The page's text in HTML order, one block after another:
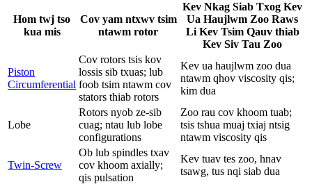
Hom twj tso
kua mis
Cov yam ntxwv tsim
ntawm rotor
Kev Nkag Siab Txog Kev
Ua Haujlwm Zoo Raws
Li Kev Tsim Qauv thiab
Kev Siv Tau Zoo
Piston
Circumferential
Cov rotors tsis kov
lossis sib txuas; lub
foob tsim ntawm cov
stators thiab rotors
Kev ua haujlwm zoo dua
ntawm qhov viscosity qis;
kim dua
Lobe
Rotors nyob ze-sib
cuag; ntau lub lobe
configurations
Zoo rau cov khoom tuab;
tsis tshua muaj txiaj ntsig
ntawm viscosity qis
Twin-Screw
Ob lub spindles txav
cov khoom axially;
qis pulsation
Kev tuav tes zoo, hnav
tsawg, tus nqi siab dua